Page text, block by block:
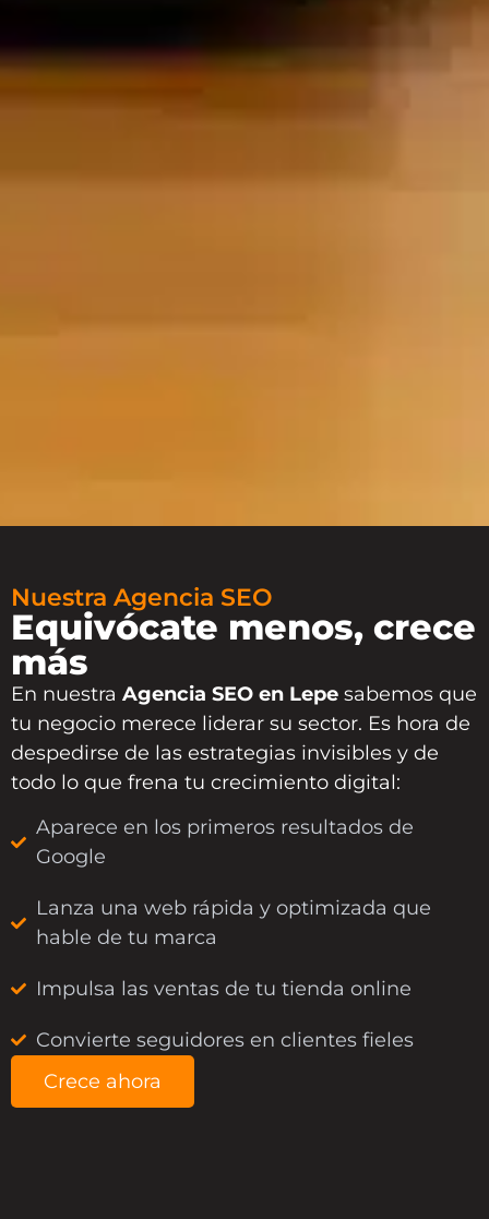
Nuestra Agencia SEO
Equivócate menos, crece
más
En nuestra Agencia SEO en Lepe sabemos que
tu negocio merece liderar su sector. Es hora de
despedirse de las estrategias invisibles y de
todo lo que frena tu crecimiento digital:
Aparece en los primeros resultados de
Google
Lanza una web rápida y optimizada que
hable de tu marca
Impulsa las ventas de tu tienda online
Convierte seguidores en clientes fieles
Crece ahora